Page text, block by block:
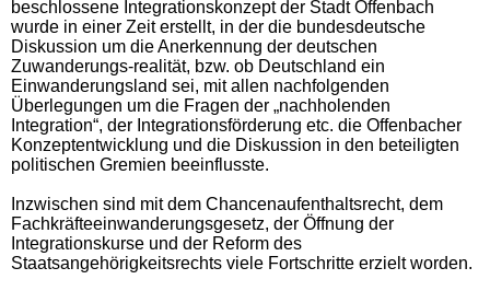
beschlossene Integrationskonzept der Stadt Offenbach
wurde in einer Zeit erstellt, in der die bundesdeutsche
Diskussion um die Anerkennung der deutschen
Zuwanderungs-realität, bzw. ob Deutschland ein
Einwanderungsland sei, mit allen nachfolgenden
Überlegungen um die Fragen der „nachholenden
Integration“, der Integrationsförderung etc. die Offenbacher
Konzeptentwicklung und die Diskussion in den beteiligten
politischen Gremien beeinflusste.
Inzwischen sind mit dem Chancenaufenthaltsrecht, dem
Fachkräfteeinwanderungsgesetz, der Öffnung der
Integrationskurse und der Reform des
Staatsangehörigkeitsrechts viele Fortschritte erzielt worden.